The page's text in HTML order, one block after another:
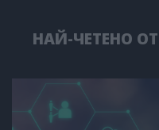
НАЙ-ЧЕТЕНО